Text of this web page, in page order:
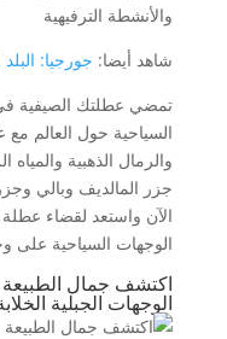
والأنشطة الترفيهية
شاهد أيضا: جورجيا:
تمضي عطلتك الصيفية
السياحية حول العالم
والرمال الذهبية
جزر المالديف وبالي
الآن واستعد لقضاء
الوجهات السياحية على
اكتشف جمال
الوجهات الجبلية